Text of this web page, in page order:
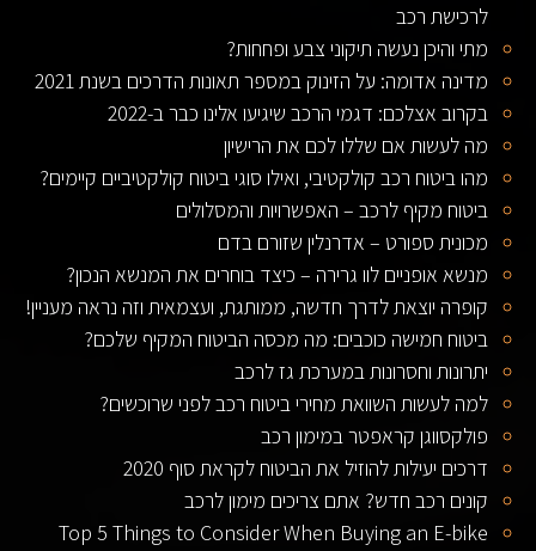
לרכישת רכב
מתי והיכן נעשה תיקוני צבע ופחחות?
מדינה אדומה: על הזינוק במספר תאונות הדרכים בשנת 2021
בקרוב אצלכם: דגמי הרכב שיגיעו אלינו כבר ב-2022
מה לעשות אם שללו לכם את הרישיון
מהו ביטוח רכב קולקטיבי, ואילו סוגי ביטוח קולקטיביים קיימים?
ביטוח מקיף לרכב – האפשרויות והמסלולים
מכונית ספורט – אדרנלין שזורם בדם
מנשא אופניים לוו גרירה – כיצד בוחרים את המנשא הנכון?
קופרה יוצאת לדרך חדשה, ממותגת, ועצמאית וזה נראה מעניין!
ביטוח חמישה כוכבים: מה מכסה הביטוח המקיף שלכם?
יתרונות וחסרונות במערכת גז לרכב
למה לעשות השוואת מחירי ביטוח רכב לפני שרוכשים?
פולקסווגן קראפטר במימון רכב
דרכים יעילות להוזיל את הביטוח לקראת סוף 2020
קונים רכב חדש? אתם צריכים מימון לרכב
Top 5 Things to Consider When Buying an E-bike